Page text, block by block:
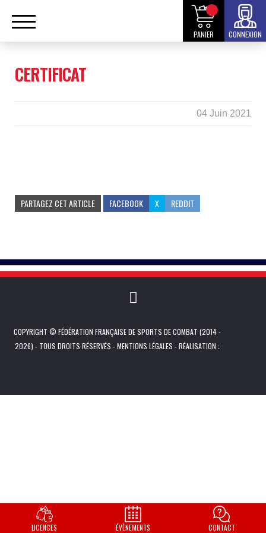
PANIER CONNEXION
CERTIFICAT
04 Juin 2021
PARTAGEZ CET ARTICLE FACEBOOK X REDDIT
COPYRIGHT © FÉDÉRATION FRANÇAISE DE SPORTS DE COMBAT (2014 -
2026) - TOUS DROITS RÉSERVÉS -MENTIONS LÉGALES - RÉALISATION :
LICENCES ÉVÈNEMENTS CONTACT